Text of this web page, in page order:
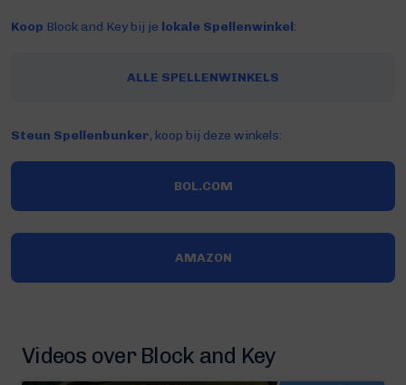
Koop Block and Key bij je lokale Spellenwinkel:
ALLE SPELLENWINKELS
Steun Spellenbunker, koop bij deze winkels:
BOL.COM
AMAZON
Videos over Block and Key